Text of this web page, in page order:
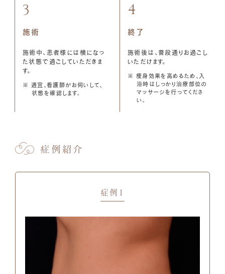
3
施術
施術中、患者様には横になっ
た状態で過ごしていただきま
す。
※ 適宜、看護師がお伺いして、
状態を確認します。
4
終了
施術後は、普段通りお過ごし
いただけます。
※ 痩身効果を高めるため、入
浴時はしっかり治療部位の
マッサージを行ってくださ
い。
症例紹介
症例1